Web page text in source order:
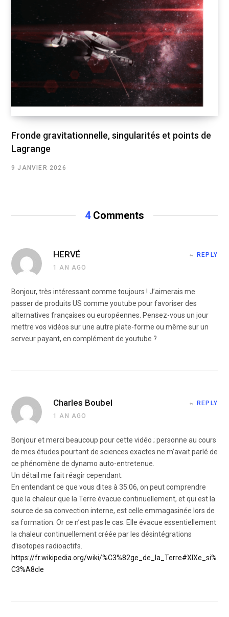
Fronde gravitationnelle, singularités et points de
Lagrange
9 JANVIER 2026
4Comments
HERVÉ
1 AN AGO
REPLY
Bonjour, très intéressant comme toujours ! J’aimerais me
passer de produits US comme youtube pour favoriser des
alternatives françaises ou européennes. Pensez-vous un jour
mettre vos vidéos sur une autre plate-forme ou même sur un
serveur payant, en complément de youtube ?
Charles Boubel
1 AN AGO
REPLY
Bonjour et merci beaucoup pour cette vidéo ; personne au cours
de mes études pourtant de sciences exactes ne m’avait parlé de
ce phénomène de dynamo auto-entretenue.
Un détail me fait réagir cependant.
En entendant ce que vous dites à 35:06, on peut comprendre
que la chaleur que la Terre évacue continuellement, et qui est la
source de sa convection interne, est celle emmagasinée lors de
sa formation. Or ce n’est pas le cas. Elle évacue essentiellement
la chaleur continuellement créée par les désintégrations
d’isotopes radioactifs.
https://fr.wikipedia.org/wiki/%C3%82ge_de_la_Terre#XIXe_si%
C3%A8cle